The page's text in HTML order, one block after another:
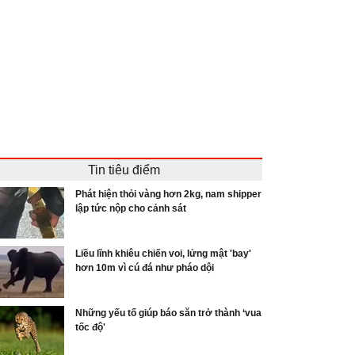
Tin tiêu điểm
Phát hiện thỏi vàng hơn 2kg, nam shipper
lập tức nộp cho cảnh sát
Liều lĩnh khiêu chiến voi, lửng mật 'bay'
hơn 10m vì cú đá như pháo dội
Những yếu tố giúp báo săn trở thành ‘vua
tốc độ'